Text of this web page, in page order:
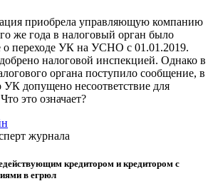
приобрела управляющую компанию
же года в налоговый орган было
о переходе УК на УСНО с 01.01.2019.
налоговой инспекцией. Однако в
органа поступило сообщение, в
УК допущено несоответствие для
это означает?
журнала
кредитором и кредитором с
в егрюл